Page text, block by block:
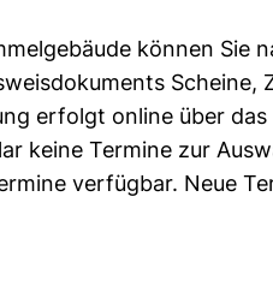
können Sie
Scheine,
erfolgt online über das
keine Termine zur
verfügbar. Neue